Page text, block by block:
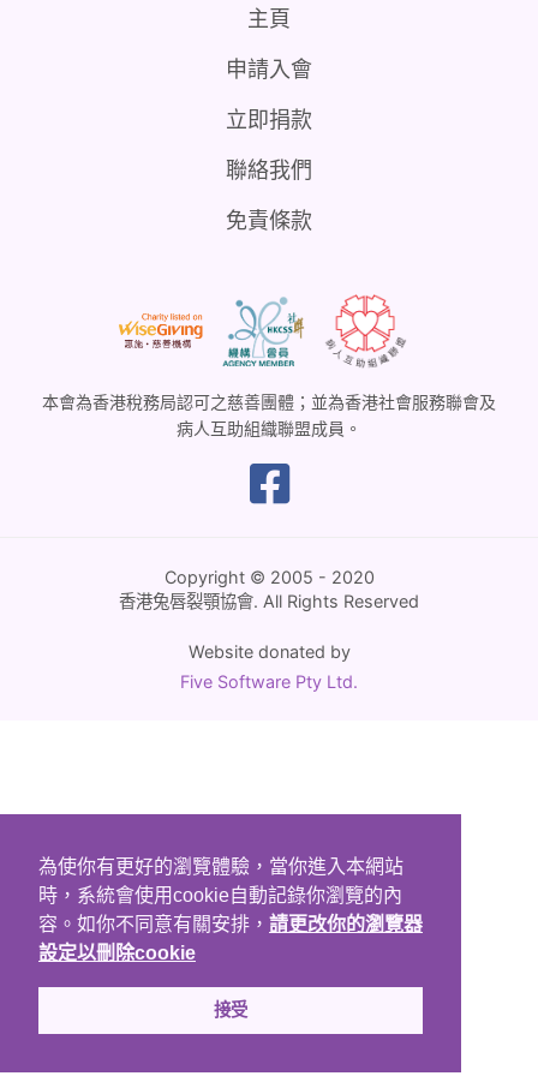
為使你有更好的瀏覽體驗，當你進入本網站
時，系統會使用cookie自動記錄你瀏覽的內
容。如你不同意有關安排， 請更改你的瀏覽器
設定以刪除cookie
接受
主頁
申請入會
立即捐款
聯絡我們
免責條款
本會為香港稅務局認可之慈善團體；並為香港社會服務聯會及
病人互助組織聯盟成員。
Copyright © 2005 - 2020
香港兔唇裂顎協會. All Rights Reserved
Website donated by
Five Software Pty Ltd.